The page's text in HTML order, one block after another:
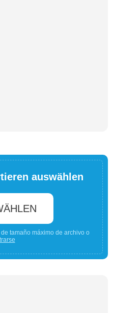
auswählen
tamaño máximo de archivo o